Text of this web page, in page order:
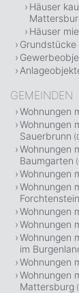
Häuser
Häuser
GEMEINDEN
Wohnungen
Wohnungen
Sauerbrunn
Wohnungen
Baumgarten
Wohnungen
Wohnungen
Forchtenstein
Wohnungen
Wohnungen
Wohnungen
im
Wohnungen
Wohnungen
Mattersburg